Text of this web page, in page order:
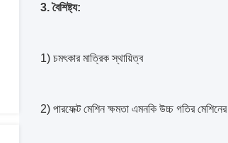
3. বৈশিষ্ট্য:
1) চমৎকার মাত্রিক স্থায়িত্ব
2) পারফেক্ট মেশিন ক্ষমতা এমনকি উচ্চ গতির